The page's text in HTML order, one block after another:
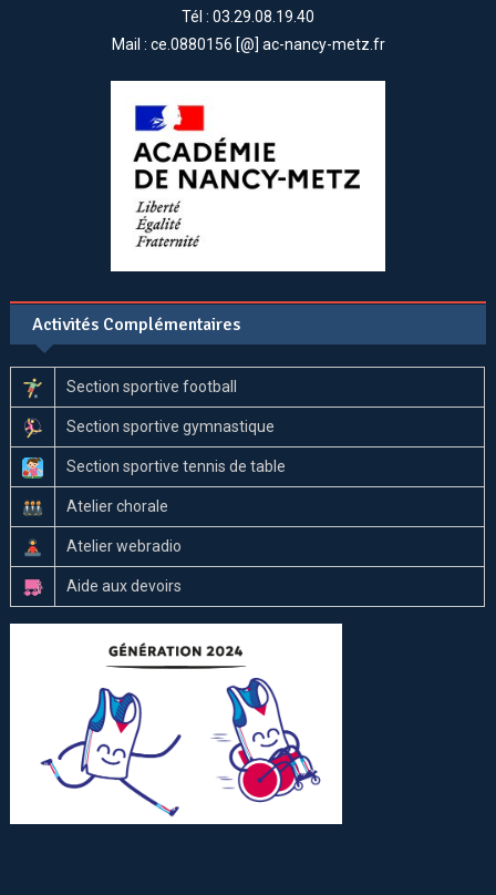
Tél : 03.29.08.19.40
Mail : ce.0880156 [@] ac-nancy-metz.fr
Activités Complémentaires
Section sportive football
Section sportive gymnastique
Section sportive tennis de table
Atelier chorale
Atelier webradio
Aide aux devoirs